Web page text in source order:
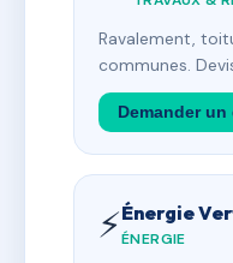
Ravalement,
communes.
Demander
⚡Énergie
ÉNERGIE